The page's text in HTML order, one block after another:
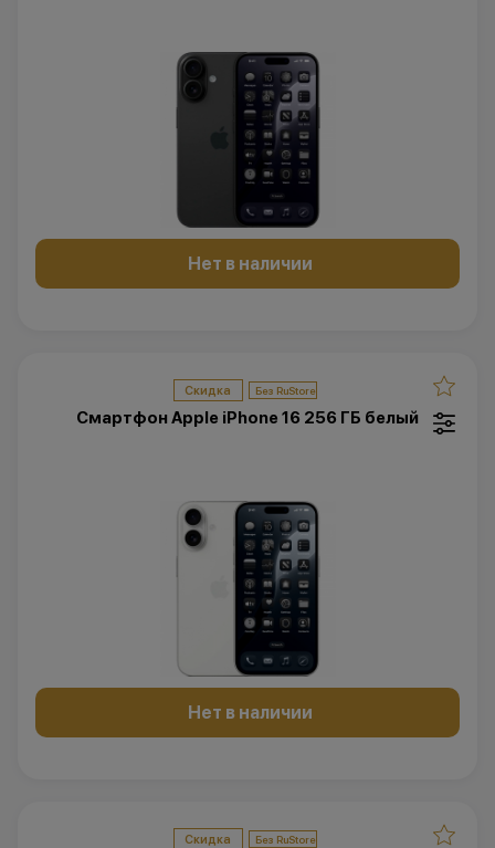
Нет в наличии
Скидка
Смартфон Apple iPhone 16 256 ГБ белый
Нет в наличии
Скидка